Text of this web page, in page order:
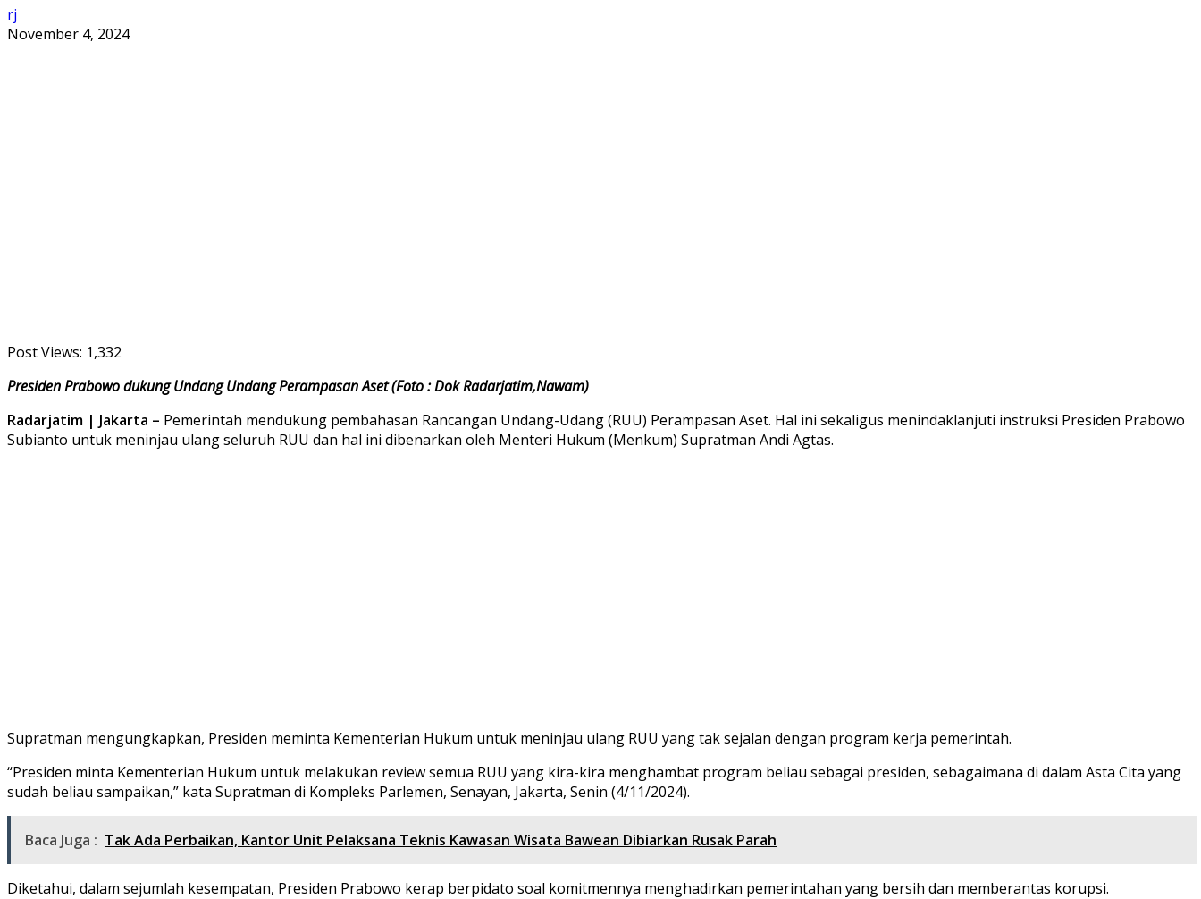
rj
November 4, 2024
Post Views: 1,332
Presiden Prabowo dukung Undang Undang Perampasan Aset (Foto : Dok Radarjatim,Nawam)
Radarjatim | Jakarta – Pemerintah mendukung pembahasan Rancangan Undang-Udang (RUU) Perampasan Aset. Hal ini sekaligus menindaklanjuti instruksi Presiden Prabowo
Subianto untuk meninjau ulang seluruh RUU dan hal ini dibenarkan oleh Menteri Hukum (Menkum) Supratman Andi Agtas.
Supratman mengungkapkan, Presiden meminta Kementerian Hukum untuk meninjau ulang RUU yang tak sejalan dengan program kerja pemerintah.
“Presiden minta Kementerian Hukum untuk melakukan review semua RUU yang kira-kira menghambat program beliau sebagai presiden, sebagaimana di dalam Asta Cita yang
sudah beliau sampaikan,” kata Supratman di Kompleks Parlemen, Senayan, Jakarta, Senin (4/11/2024).
Baca Juga : Tak Ada Perbaikan, Kantor Unit Pelaksana Teknis Kawasan Wisata Bawean Dibiarkan Rusak Parah
Diketahui, dalam sejumlah kesempatan, Presiden Prabowo kerap berpidato soal komitmennya menghadirkan pemerintahan yang bersih dan memberantas korupsi.